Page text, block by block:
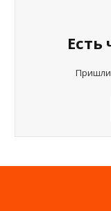
Есть
Пришли